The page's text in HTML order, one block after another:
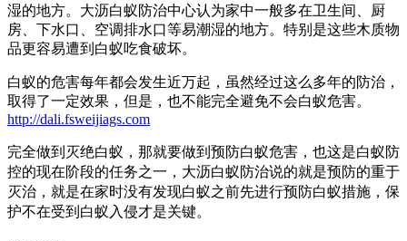
湿的地方。大沥白蚁防治中心认为家中一般多在卫生间、厨
房、下水口、空调排水口等易潮湿的地方。特别是这些木质物
品更容易遭到白蚁吃食破坏。
白蚁的危害每年都会发生近万起，虽然经过这么多年的防治，
取得了一定效果，但是，也不能完全避免不会白蚁危害。
http://dali.fsweijiags.com
完全做到灭绝白蚁，那就要做到预防白蚁危害，也这是白蚁防
控的现在阶段的任务之一，大沥白蚁防治说的就是预防的重于
灭治，就是在家时没有发现白蚁之前先进行预防白蚁措施，保
护不在受到白蚁入侵才是关键。